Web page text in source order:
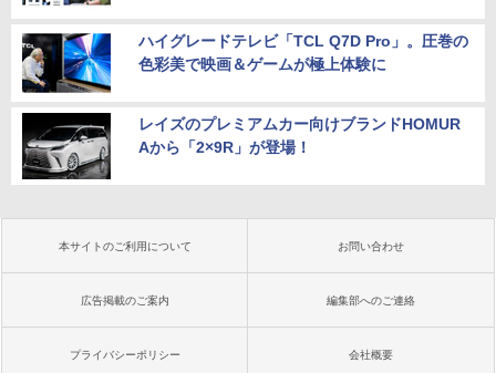
ハイグレードテレビ「TCL Q7D Pro」。圧巻の
色彩美で映画＆ゲームが極上体験に
レイズのプレミアムカー向けブランドHOMUR
Aから「2×9R」が登場！
本サイトのご利用について お問い合わせ
広告掲載のご案内 編集部へのご連絡
プライバシーポリシー 会社概要